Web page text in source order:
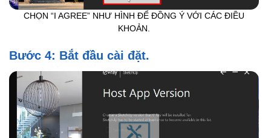
CHỌN “I AGREE” NHƯ HÌNH ĐỂ ĐỒNG Ý VỚI CÁC ĐIỀU
KHOẢN.
Bước 4: Bắt đầu cài đặt.